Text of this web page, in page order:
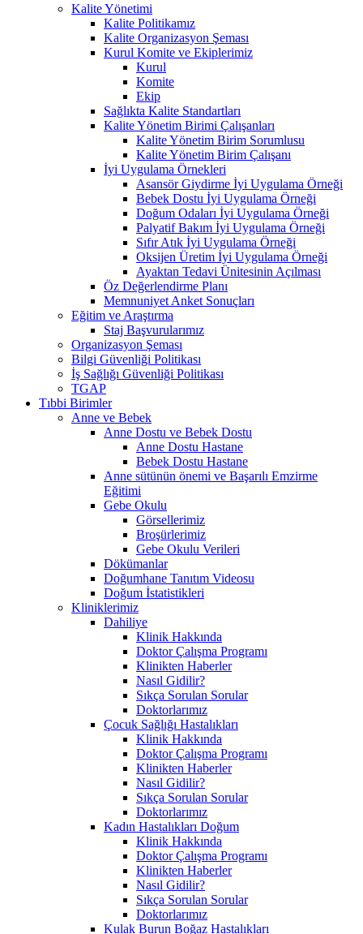
Kalite Yönetimi
Kalite Politikamız
Kalite Organizasyon Şeması
Kurul Komite ve Ekiplerimiz
Kurul
Komite
Ekip
Sağlıkta Kalite Standartları
Kalite Yönetim Birimi Çalışanları
Kalite Yönetim Birim Sorumlusu
Kalite Yönetim Birim Çalışanı
İyi Uygulama Örnekleri
Asansör Giydirme İyi Uygulama Örneği
Bebek Dostu İyi Uygulama Örneği
Doğum Odaları İyi Uygulama Örneği
Palyatif Bakım İyi Uygulama Örneği
Sıfır Atık İyi Uygulama Örneği
Oksijen Üretim İyi Uygulama Örneği
Ayaktan Tedavi Ünitesinin Açılması
Öz Değerlendirme Planı
Memnuniyet Anket Sonuçları
Eğitim ve Araştırma
Staj Başvurularımız
Organizasyon Şeması
Bilgi Güvenliği Politikası
İş Sağlığı Güvenliği Politikası
TGAP
Tıbbi Birimler
Anne ve Bebek
Anne Dostu ve Bebek Dostu
Anne Dostu Hastane
Bebek Dostu Hastane
Anne sütünün önemi ve Başarılı Emzirme
Eğitimi
Gebe Okulu
Görsellerimiz
Broşürlerimiz
Gebe Okulu Verileri
Dökümanlar
Doğumhane Tanıtım Videosu
Doğum İstatistikleri
Kliniklerimiz
Dahiliye
Klinik Hakkında
Doktor Çalışma Programı
Klinikten Haberler
Nasıl Gidilir?
Sıkça Sorulan Sorular
Doktorlarımız
Çocuk Sağlığı Hastalıkları
Klinik Hakkında
Doktor Çalışma Programı
Klinikten Haberler
Nasıl Gidilir?
Sıkça Sorulan Sorular
Doktorlarımız
Kadın Hastalıkları Doğum
Klinik Hakkında
Doktor Çalışma Programı
Klinikten Haberler
Nasıl Gidilir?
Sıkça Sorulan Sorular
Doktorlarımız
Kulak Burun Boğaz Hastalıkları